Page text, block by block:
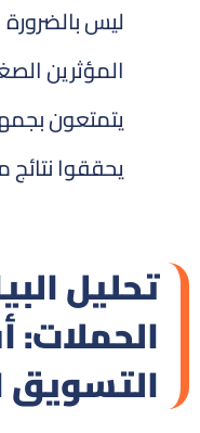
ليس
المؤثرين
يتمتعون
يحققوا نتائج
تحليل
التسويق